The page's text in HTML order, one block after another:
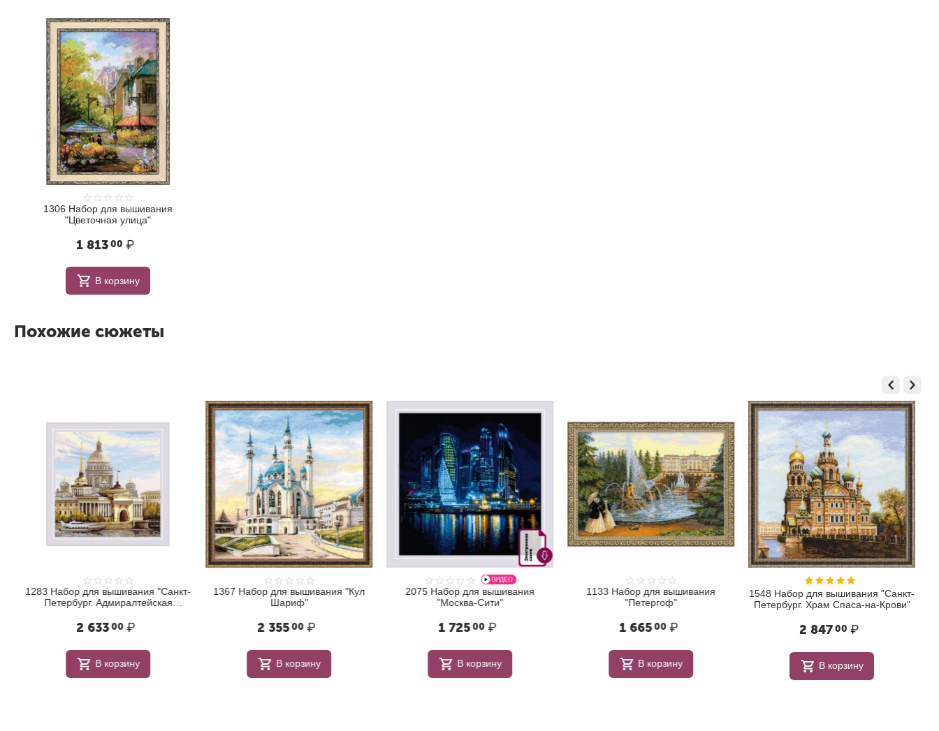
1306 Набор для вышивания
"Цветочная улица"
1 81300 ₽
В корзину
Похожие сюжеты
1283 Набор для вышивания "Санкт-
Петербург. Адмиралтейская
2 633 00 ₽
В корзину
1367 Набор для вышивания "Кул
Шариф"
2 35500 ₽
В корзину
ВИДЕО
2075 Набор для вышивания
"Москва-Сити"
1 72500 ₽
В корзину
1133 Набор для вышивания
"Петергоф"
1 665 00 ₽
В корзину
1548 Набор для вышивания "Санкт-
Петербург. Храм Спаса-на-Крови"
2 84700 ₽
В корзину